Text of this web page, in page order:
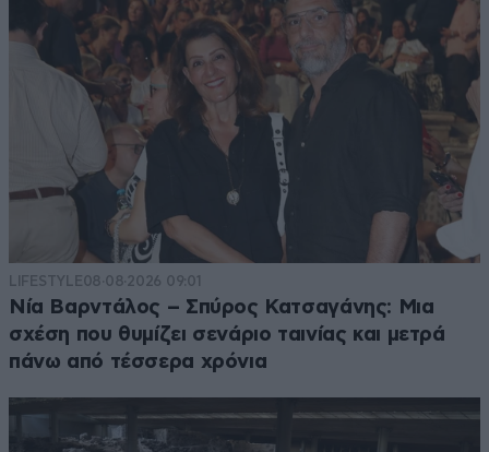
LIFESTYLE08·08·2026 09:01
Νία Βαρντάλος – Σπύρος Κατσαγάνης: Μια
σχέση που θυμίζει σενάριο ταινίας και μετρά
πάνω από τέσσερα χρόνια